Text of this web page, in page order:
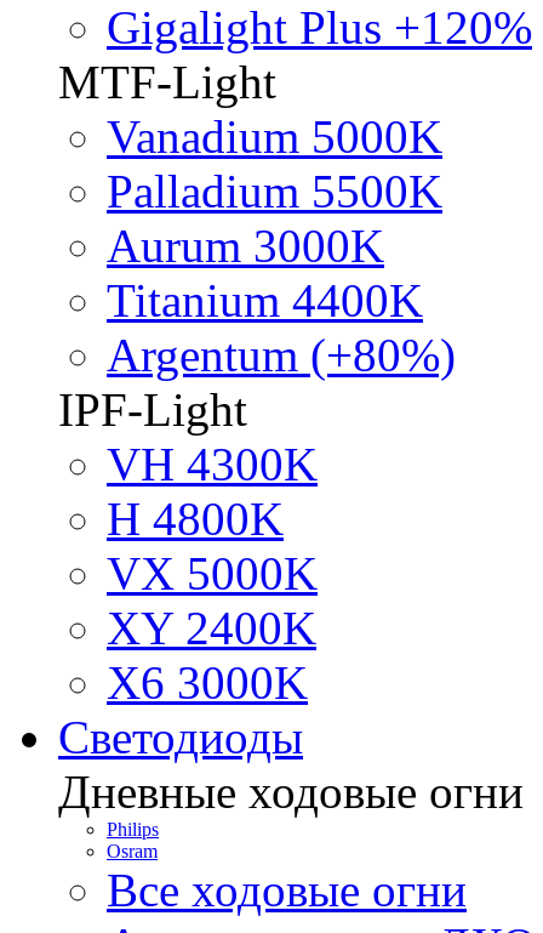
Gigalight Plus +120%
MTF-Light
Vanadium 5000K
Palladium 5500K
Aurum 3000K
Titanium 4400K
Argentum (+80%)
IPF-Light
VH 4300K
H 4800K
VX 5000K
XY 2400K
X6 3000K
Светодиоды
Дневные ходовые огни
Philips
Osram
Все ходовые огни